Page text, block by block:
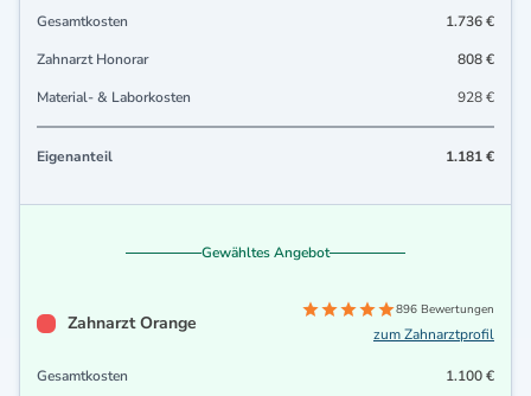
Gesamtkosten
1.736 €
Zahnarzt Honorar
808 €
Material- & Laborkosten
928 €
Eigenanteil 1.181 €
Gewähltes Angebot
Zahnarzt Orange
896 Bewertungen
zum Zahnarztprofil
Gesamtkosten
1.100 €